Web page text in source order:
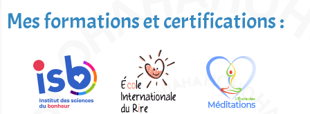
Mes formations et certifications :